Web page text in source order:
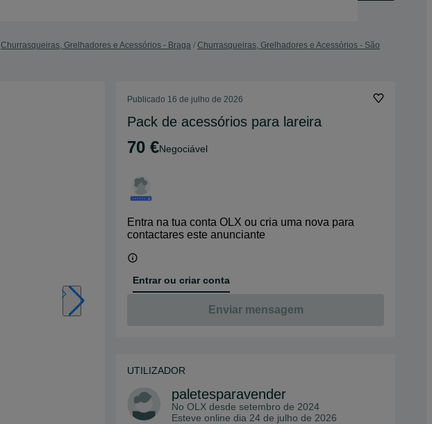
Churrasqueiras, Grelhadores e Acessórios - Braga
Churrasqueiras, Grelhadores e Acessórios - São
Publicado 16 de julho de 2026
Pack de acessórios para lareira
70 € Negociável
Entra na tua conta OLX ou cria uma nova para
contactares este anunciante
Entrar ou criar conta
Enviar mensagem
UTILIZADOR
paletesparavender
No OLX desde setembro de 2024
Esteve online dia 24 de julho de 2026